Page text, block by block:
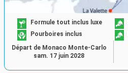
Formule tout inclus luxe
Pourboires inclus
Départ de Monaco Monte-Carlo
sam. 17 juin 2028